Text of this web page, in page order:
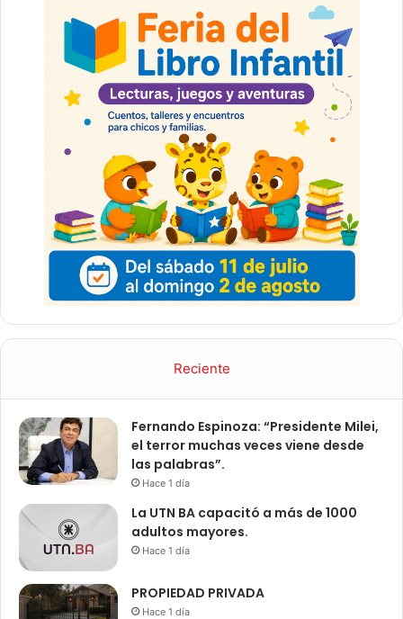
Reciente
Fernando Espinoza: “Presidente Milei,
el terror muchas veces viene desde
las palabras”.
Hace 1 día
La UTN BA capacitó a más de 1000
adultos mayores.
Hace 1 día
PROPIEDAD PRIVADA
Hace 1 día